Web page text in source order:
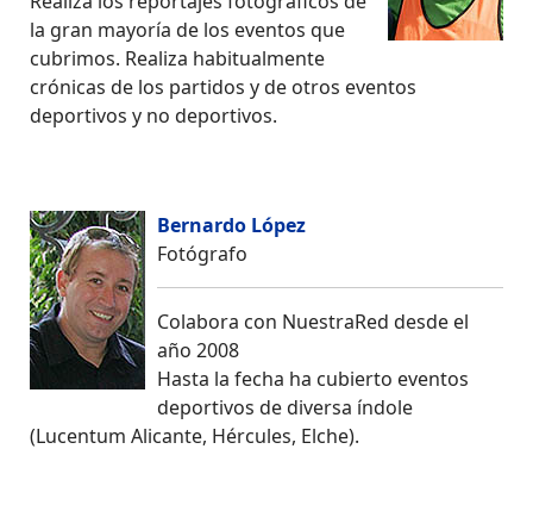
la gran mayoría de los eventos que
cubrimos. Realiza habitualmente
crónicas de los partidos y de otros eventos
deportivos y no deportivos.
Bernardo López
Fotógrafo
Colabora con NuestraRed desde el
año 2008
Hasta la fecha ha cubierto eventos
deportivos de diversa índole
(Lucentum Alicante, Hércules, Elche).